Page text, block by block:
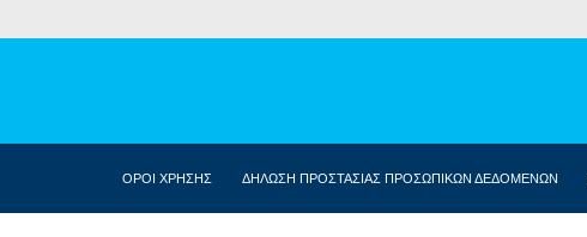
ΟΡΟΙ ΧΡΗΣΗΣ ΔΗΛΩΣΗ ΠΡΟΣΤΑΣΙΑΣ ΠΡΟΣΩΠΙΚΩΝ ΔΕΔΟΜΕΝΩΝ